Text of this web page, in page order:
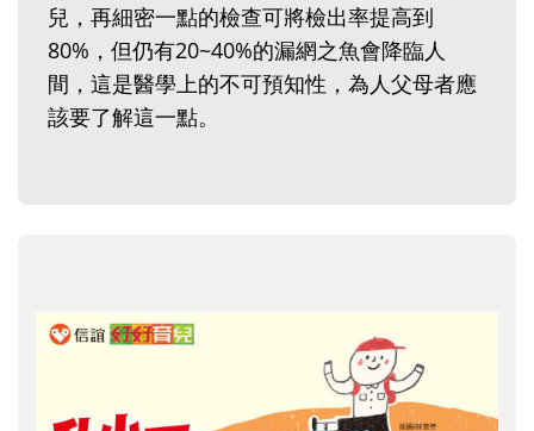
兒，再細密一點的檢查可將檢出率提高到
80%，但仍有20~40%的漏網之魚會降臨人
間，這是醫學上的不可預知性，為人父母者應
該要了解這一點。